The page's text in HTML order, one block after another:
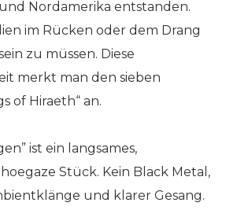
Nordamerika entstanden.
im Rücken oder dem Drang
zu müssen. Diese
merkt man den sieben
of Hiraeth“ an.
ist ein langsames,
Stück. Kein Black Metal,
und klarer Gesang.